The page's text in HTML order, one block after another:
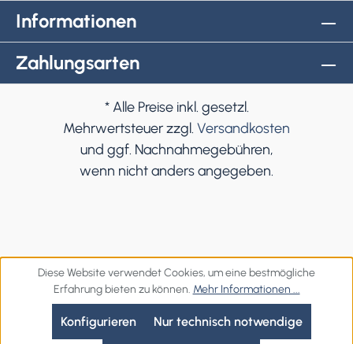
Informationen
Zahlungsarten
* Alle Preise inkl. gesetzl.
Mehrwertsteuer zzgl. Versandkosten
und ggf. Nachnahmegebühren,
wenn nicht anders angegeben.
Diese Website verwendet Cookies, um eine bestmögliche
Erfahrung bieten zu können. Mehr Informationen ...
Nur technisch notwendige
Konfigurieren